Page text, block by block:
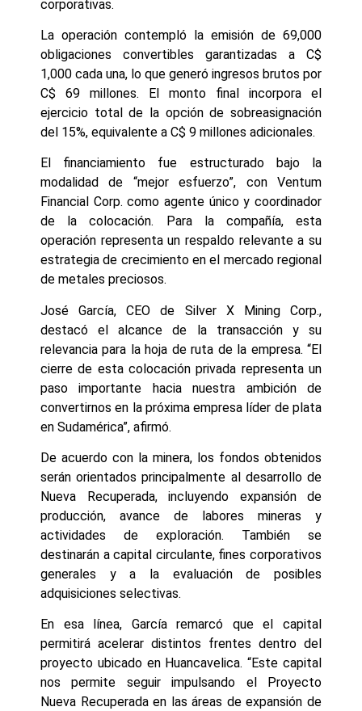
corporativas.
La operación contempló la emisión de 69,000
obligaciones convertibles garantizadas a C$
1,000 cada una, lo que generó ingresos brutos por
C$ 69 millones. El monto final incorpora el
ejercicio total de la opción de sobreasignación
del 15%, equivalente a C$ 9 millones adicionales.
El financiamiento fue estructurado bajo la
modalidad de “mejor esfuerzo”, con Ventum
Financial Corp. como agente único y coordinador
de la colocación. Para la compañía, esta
operación representa un respaldo relevante a su
estrategia de crecimiento en el mercado regional
de metales preciosos.
José García, CEO de Silver X Mining Corp.,
destacó el alcance de la transacción y su
relevancia para la hoja de ruta de la empresa. “El
cierre de esta colocación privada representa un
paso importante hacia nuestra ambición de
convertirnos en la próxima empresa líder de plata
en Sudamérica”, afirmó.
De acuerdo con la minera, los fondos obtenidos
serán orientados principalmente al desarrollo de
Nueva Recuperada, incluyendo expansión de
producción, avance de labores mineras y
actividades de exploración. También se
destinarán a capital circulante, fines corporativos
generales y a la evaluación de posibles
adquisiciones selectivas.
En esa línea, García remarcó que el capital
permitirá acelerar distintos frentes dentro del
proyecto ubicado en Huancavelica. “Este capital
nos permite seguir impulsando el Proyecto
Nueva Recuperada en las áreas de expansión de